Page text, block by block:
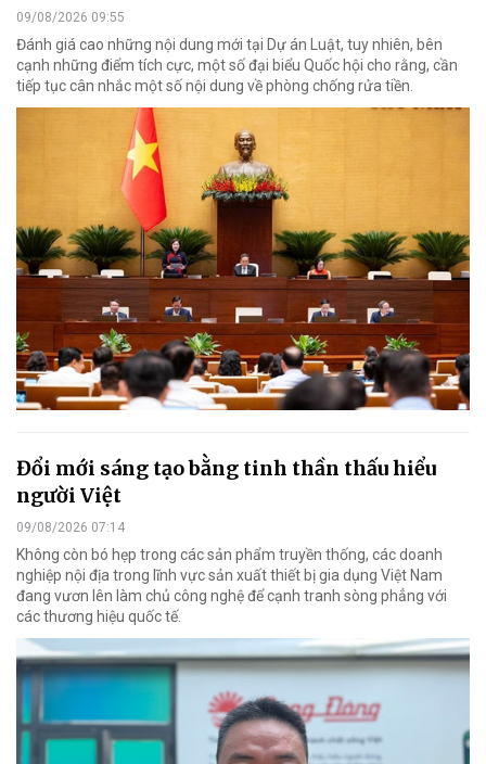
09/08/2026 09:55
Đánh giá cao những nội dung mới tại Dự án Luật, tuy nhiên, bên
cạnh những điểm tích cực, một số đại biểu Quốc hội cho rằng, cần
tiếp tục cân nhắc một số nội dung về phòng chống rửa tiền.
Đổi mới sáng tạo bằng tinh thần thấu hiểu
người Việt
09/08/2026 07:14
Không còn bó hẹp trong các sản phẩm truyền thống, các doanh
nghiệp nội địa trong lĩnh vực sản xuất thiết bị gia dụng Việt Nam
đang vươn lên làm chủ công nghệ để cạnh tranh sòng phẳng với
các thương hiệu quốc tế.